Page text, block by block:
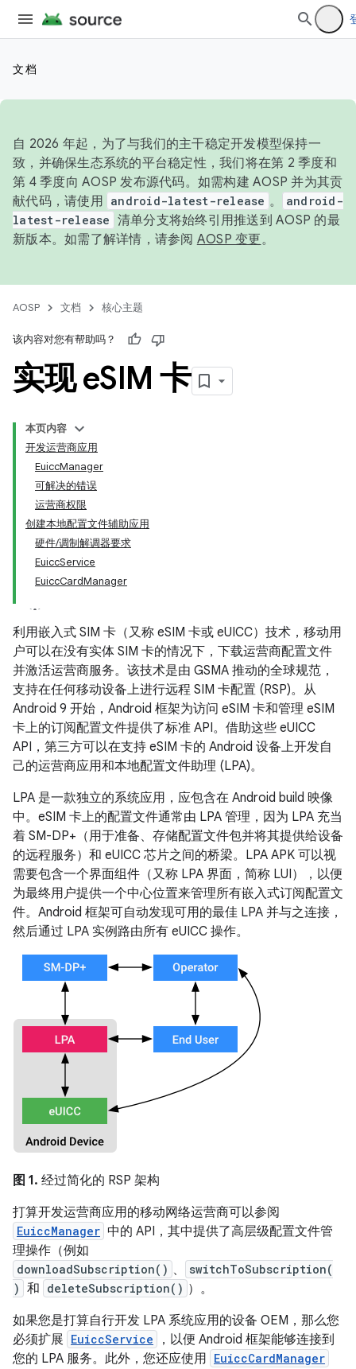
文档
自 2026 年起，为了与我们的主干稳定开发模型保持一
致，并确保生态系统的平台稳定性，我们将在第 2 季度和
第 4 季度向 AOSP 发布源代码。如需构建 AOSP 并为其贡
献代码，请使用 android-latest-release 。
android-
latest-release 清单分支将始终引用推送到 AOSP 的最
新版本。如需了解详情，请参阅 AOSP 变更。
AOSP 文档 核心主题
该内容对您有帮助吗？
实现 eSIM 卡
本页内容
开发运营商应用
EuiccManager
可解决的错误
运营商权限
创建本地配置文件辅助应用
硬件/调制解调器要求
EuiccService
EuiccCardManager
利用嵌入式 SIM 卡（又称 eSIM 卡或 eUICC）技术，移动用
户可以在没有实体 SIM 卡的情况下，下载运营商配置文件
并激活运营商服务。该技术是由 GSMA 推动的全球规范，
支持在任何移动设备上进行远程 SIM 卡配置 (RSP)。从
Android 9 开始，Android 框架为访问 eSIM 卡和管理 eSIM
卡上的订阅配置文件提供了标准 API。借助这些 eUICC
API，第三方可以在支持 eSIM 卡的 Android 设备上开发自
己的运营商应用和本地配置文件助理 (LPA)。
LPA 是一款独立的系统应用，应包含在 Android build 映像
中。eSIM 卡上的配置文件通常由 LPA 管理，因为 LPA 充当
着 SM-DP+（用于准备、存储配置文件包并将其提供给设备
的远程服务）和 eUICC 芯片之间的桥梁。LPA APK 可以视
需要包含一个界面组件（又称 LPA 界面，简称 LUI），以便
为最终用户提供一个中心位置来管理所有嵌入式订阅配置文
件。Android 框架可自动发现可用的最佳 LPA 并与之连接，
然后通过 LPA 实例路由所有 eUICC 操作。
图 1. 经过简化的 RSP 架构
打算开发运营商应用的移动网络运营商可以参阅
EuiccManager 中的 API，其中提供了高层级配置文件管
理操作（例如
downloadSubscription() 、
switchToSubscription(
) 和 deleteSubscription() ）。
如果您是打算自行开发 LPA 系统应用的设备 OEM，那么您
必须扩展 EuiccService
，以便 Android 框架能够连接到
您的 LPA 服务。此外，您还应使用 EuiccCardManager